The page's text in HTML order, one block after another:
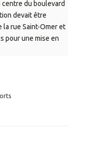
du boulevard
devait être
rue Saint-Omer et
pour une mise en